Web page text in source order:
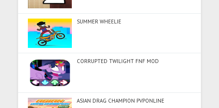
SUMMER WHEELIE
CORRUPTED TWILIGHT FNF MOD
ASIAN DRAG CHAMPION PVPONLINE